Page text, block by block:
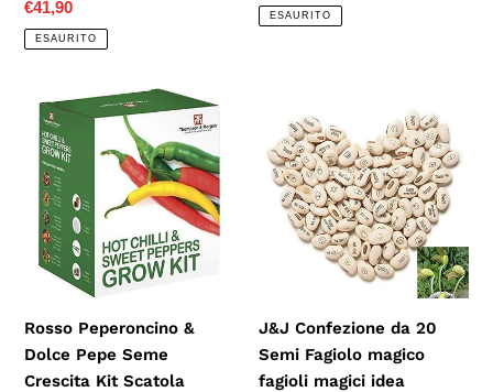
Prezzo
di
listino
€41,90
ESAURITO
di
listino
ESAURITO
Rosso
Peperoncino
Dolce
Pepe
Seme
Crescita
Regalo
Peperoncino...
Rosso Peperoncino &
Dolce Pepe Seme
Crescita Kit Scatola
Confezione
da
20
Semi
Fagiolo
idea
regalo...
J&J Confezione da 20
Semi Fagiolo magico
fagioli magici idea